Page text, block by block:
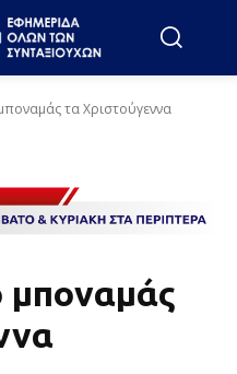
τα Χριστούγεννα
μποναμάς